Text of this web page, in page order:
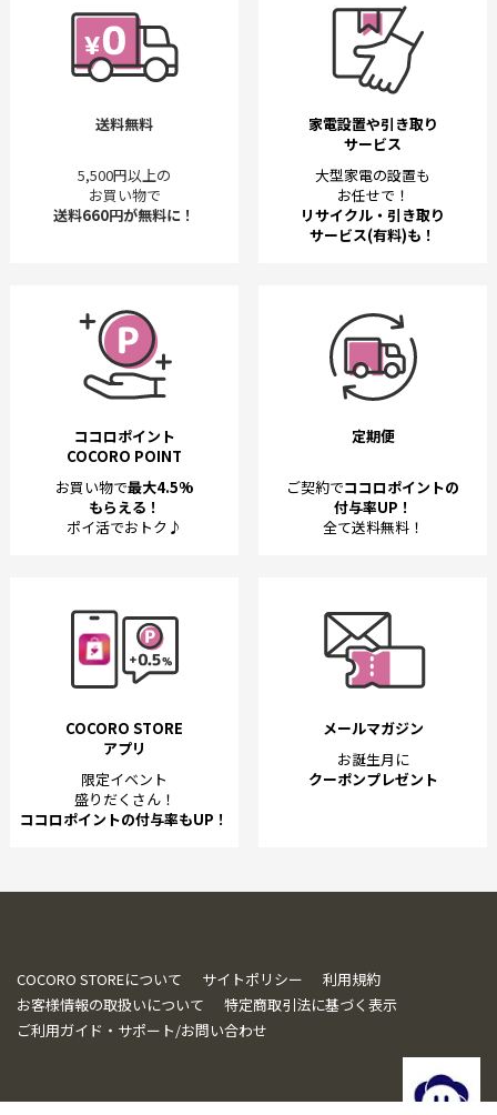
送料無料
5,500円以上の
お買い物で
送料660円が無料に！
家電設置や引き取り
サービス
大型家電の設置も
お任せで！
リサイクル・引き取り
サービス(有料)も！
ココロポイント
COCORO POINT
お買い物で最大4.5%
もらえる！
ポイ活でおトク♪
定期便
ご契約でココロポイントの
付与率UP！
全て送料無料！
COCORO STORE
アプリ
限定イベント
盛りだくさん！
ココロポイントの付与率もUP！
メールマガジン
お誕生月に
クーポンプレゼント
COCORO STOREについて サイトポリシー
利用規約
お客様情報の取扱いについて
特定商取引法に基づく表示
ご利用ガイド・サポート/お問い合わせ